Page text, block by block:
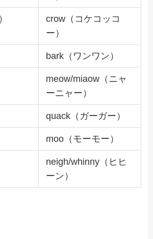
crow（コケコッコ
ー）
bark（ワンワン）
meow/miaow（ニャ
ーニャー）
quack（ガーガー）
moo（モーモー）
neigh/whinny（ヒヒ
ーン）